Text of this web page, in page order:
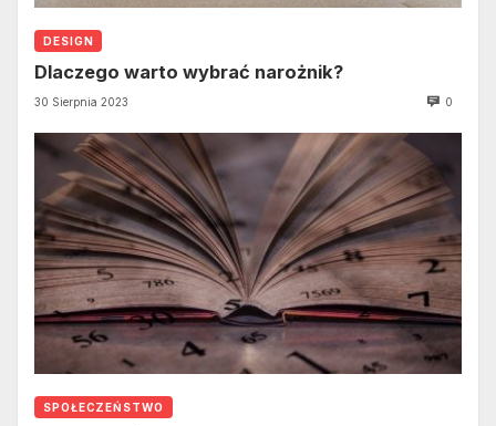
DESIGN
Dlaczego warto wybrać narożnik?
30 Sierpnia 2023 0
SPOŁECZEŃSTWO